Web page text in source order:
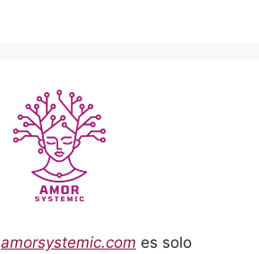
amorsystemic.com es solo